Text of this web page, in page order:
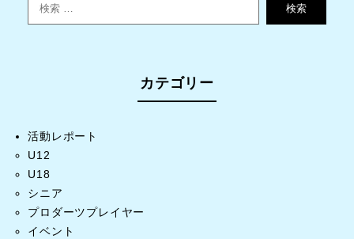
検索
カテゴリー
活動レポート
U12
U18
シニア
プロダーツプレイヤー
イベント